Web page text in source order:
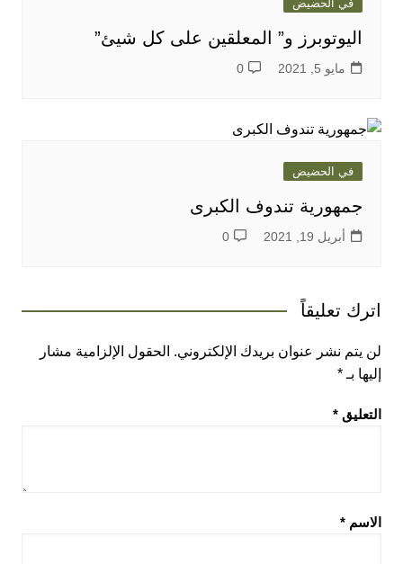
في الحضيض
اليوتوبرز و” المعلقين على كل شيئ”
مايو 5, 2021 0
في الحضيض
جمهورية تندوف الكبرى
أبريل 19, 2021 0
اترك تعليقاً
لن يتم نشر عنوان بريدك الإلكتروني. الحقول الإلزامية مشار
إليها بـ *
التعليق *
الاسم *